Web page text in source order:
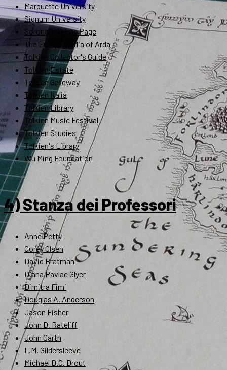
Marquette University
Signum University
Soronel's Home Page
The Encyclopedia of Arda
Tolkien Collector's Guide
Tolkien Estate
Tolkien Gateway
Tolkien Italia
Tolkien Library
Tolkien Music Festival
Tolkien Studies
Tolkien's Library
Wu Ming Foundation
4) Stanza dei Professori
Anne Petty
Corey Olsen
David Bratman
Diana Pavlac Glyer
Dimitra Fimi
Douglas A. Anderson
Jason Fisher
John D. Rateliff
John Garth
L.M. Gildersleeve
Michael D.C. Drout